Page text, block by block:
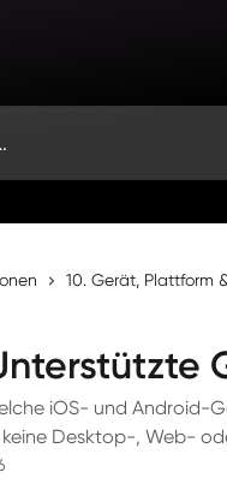
10. Gerät, Plattform
iOS- und Android-
Desktop-, Web-